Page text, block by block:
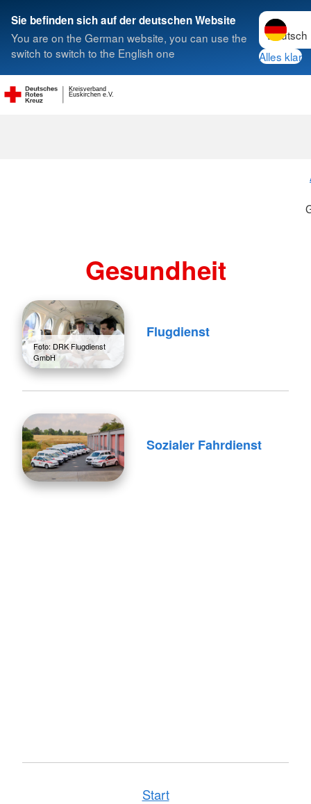
Sie befinden sich auf der deutschen Website
You are on the German website, you can use the
switch to switch to the English one
Sprache
Alles klar
Euskirchen e.V.
Kreisverband
Suche
Gesundheit
Foto: DRK Flugdienst
GmbH
Flugdienst
Sozialer Fahrdienst
Start